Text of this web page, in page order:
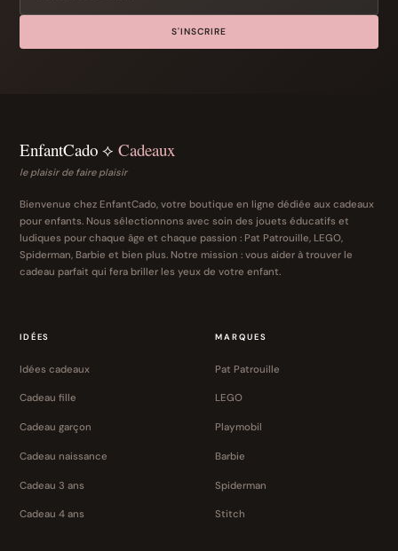
S'INSCRIRE
EnfantCado ⟡ Cadeaux
le plaisir de faire plaisir
Bienvenue chez EnfantCado, votre boutique en ligne dédiée aux cadeaux
pour enfants. Nous sélectionnons avec soin des jouets éducatifs et
ludiques pour chaque âge et chaque passion : Pat Patrouille, LEGO,
Spiderman, Barbie et bien plus. Notre mission : vous aider à trouver le
cadeau parfait qui fera briller les yeux de votre enfant.
IDÉES
Idées cadeaux
Cadeau fille
Cadeau garçon
Cadeau naissance
Cadeau 3 ans
Cadeau 4 ans
MARQUES
Pat Patrouille
LEGO
Playmobil
Barbie
Spiderman
Stitch